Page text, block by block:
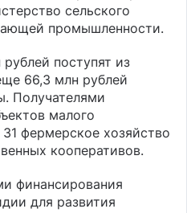
сельского
промышленности.
поступят из
66,3 млн рублей
Получателями
малого
фермерское хозяйство
кооперативов.
финансирования
для развития